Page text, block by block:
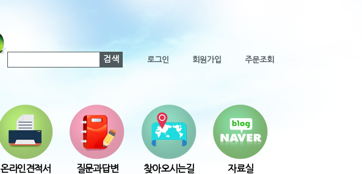
검색 로그인 회원가입 주문조회
온라인견적서 질문과답변 찾아오시는길 자료실